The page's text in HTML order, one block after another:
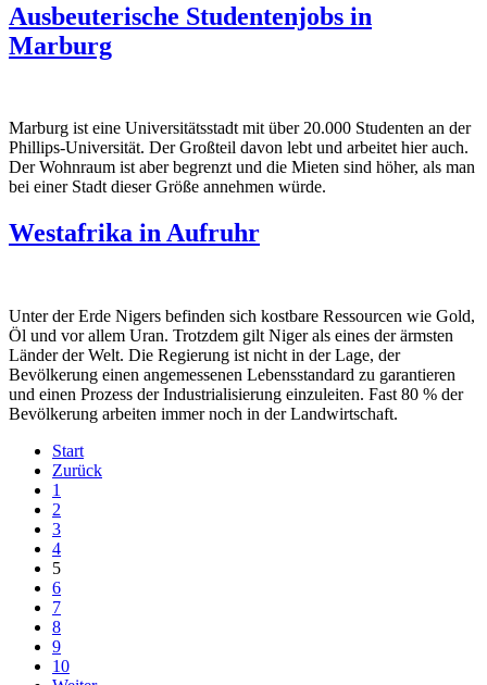
Ausbeuterische Studentenjobs in
Marburg
Marburg ist eine Universitätsstadt mit über 20.000 Studenten an der
Phillips-Universität. Der Großteil davon lebt und arbeitet hier auch.
Der Wohnraum ist aber begrenzt und die Mieten sind höher, als man
bei einer Stadt dieser Größe annehmen würde.
Westafrika in Aufruhr
Unter der Erde Nigers befinden sich kostbare Ressourcen wie Gold,
Öl und vor allem Uran. Trotzdem gilt Niger als eines der ärmsten
Länder der Welt. Die Regierung ist nicht in der Lage, der
Bevölkerung einen angemessenen Lebensstandard zu garantieren
und einen Prozess der Industrialisierung einzuleiten. Fast 80 % der
Bevölkerung arbeiten immer noch in der Landwirtschaft.
Start
Zurück
1
2
3
4
5
6
7
8
9
10